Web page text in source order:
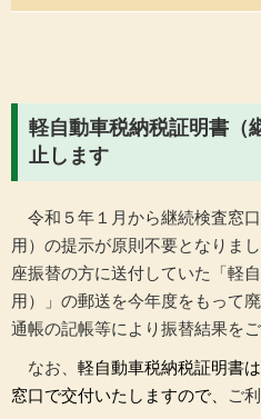
軽自動車税納税証明書（
止します
令和５年１月から継続検査窓
用）の提示が原則不要となりま
座振替の方に送付していた「軽
用）」の郵送を今年度をもって
通帳の記帳等により振替結果をご
なお、 軽自動車税納税証明書
窓口で交付いたしますので、
ご